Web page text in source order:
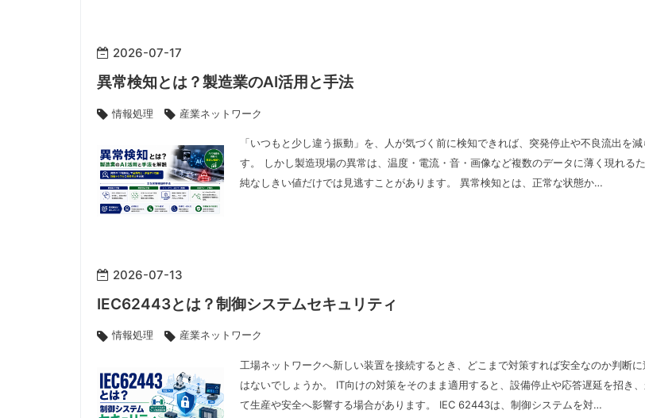
2026-07-17
異常検知とは？製造業のAI活用と手法
情報処理 産業ネットワーク
「いつもと少し違う振動」を、人が気づく前に検知できれば、突発停止や不良流出を減
す。 しかし製造現場の異常は、温度・電流・音・画像など複数のデータに薄く現れる
純なしきい値だけでは見逃すことがあります。 異常検知とは、正常な状態か…
2026-07-13
IEC62443とは？制御システムセキュリティ
情報処理 産業ネットワーク
工場ネットワークへ新しい装置を接続するとき、どこまで対策すれば安全なのか判断に
はないでしょうか。 IT向けの対策をそのまま適用すると、設備停止や応答遅延を招き
て生産や安全へ影響する場合があります。 IEC 62443は、制御システムを対…